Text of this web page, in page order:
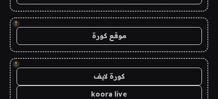
!
موقع كورة
!
كورة لايف
koora live